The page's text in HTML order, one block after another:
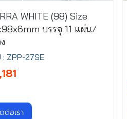
WHITE (98) Size
บรรจุ 11 แผ่น/
: ZPP-27SE
ต่อเรา